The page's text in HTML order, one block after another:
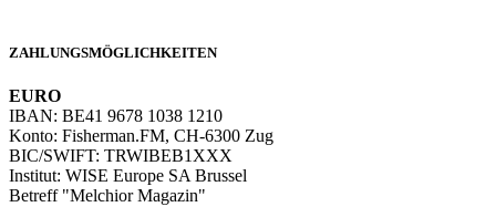
ZAHLUNGSMÖGLICHKEITEN
EURO
IBAN: BE41 9678 1038 1210
Konto: Fisherman.FM, CH-6300 Zug
BIC/SWIFT: TRWIBEB1XXX
Institut: WISE Europe SA Brussel
Betreff "Melchior Magazin"